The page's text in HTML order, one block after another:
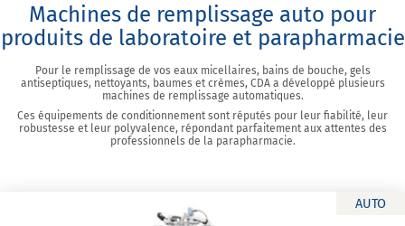
Machines de remplissage auto pour
produits de laboratoire et parapharmacie
Pour le remplissage de vos eaux micellaires, bains de bouche, gels
antiseptiques, nettoyants, baumes et crèmes, CDA a développé plusieurs
machines de remplissage automatiques.
Ces équipements de conditionnement sont réputés pour leur fiabilité, leur
robustesse et leur polyvalence, répondant parfaitement aux attentes des
professionnels de la parapharmacie.
AUTO